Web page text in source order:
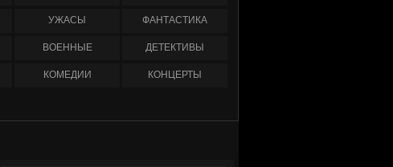
УЖАСЫ ФАНТАСТИКА
ВОЕННЫЕ ДЕТЕКТИВЫ
КОМЕДИИ КОНЦЕРТЫ